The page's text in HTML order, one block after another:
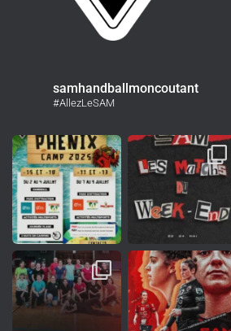
samhandballmoncoutant
#AllezLeSAM